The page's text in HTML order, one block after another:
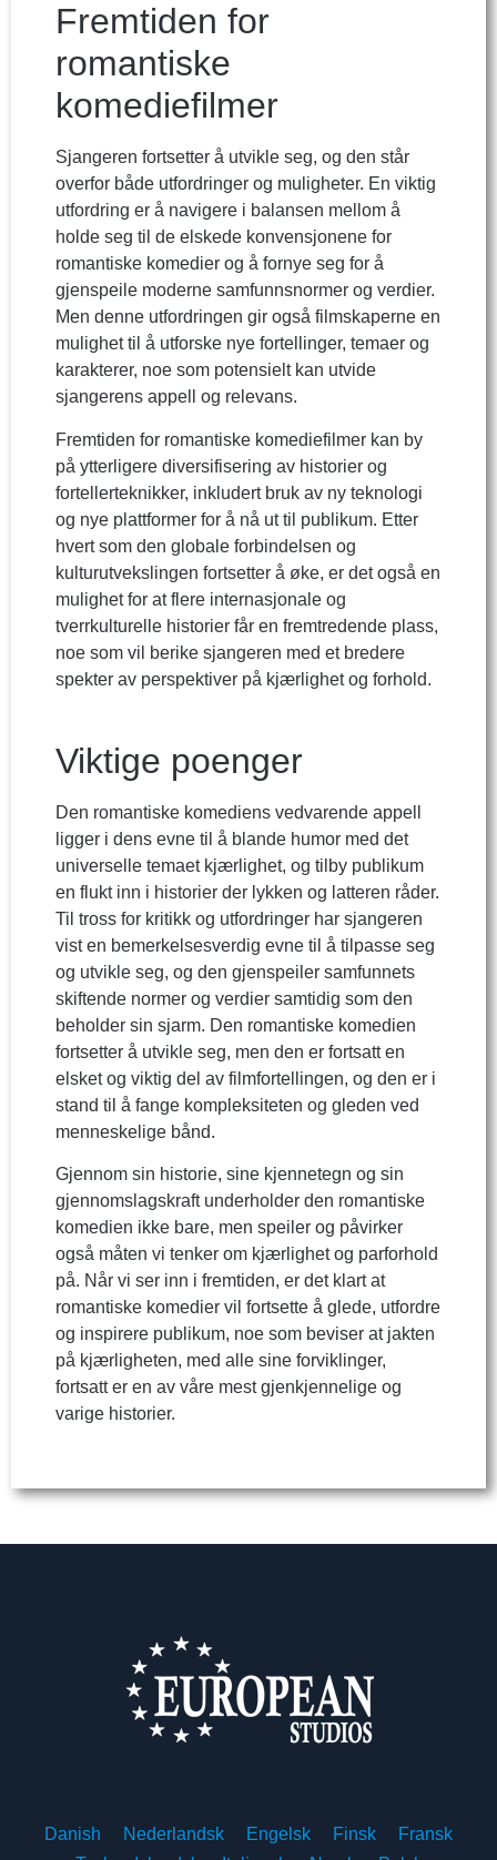
Fremtiden for
romantiske
komediefilmer
Sjangeren fortsetter å utvikle seg, og den står
overfor både utfordringer og muligheter. En viktig
utfordring er å navigere i balansen mellom å
holde seg til de elskede konvensjonene for
romantiske komedier og å fornye seg for å
gjenspeile moderne samfunnsnormer og verdier.
Men denne utfordringen gir også filmskaperne en
mulighet til å utforske nye fortellinger, temaer og
karakterer, noe som potensielt kan utvide
sjangerens appell og relevans.
Fremtiden for romantiske komediefilmer kan by
på ytterligere diversifisering av historier og
fortellerteknikker, inkludert bruk av ny teknologi
og nye plattformer for å nå ut til publikum. Etter
hvert som den globale forbindelsen og
kulturutvekslingen fortsetter å øke, er det også en
mulighet for at flere internasjonale og
tverrkulturelle historier får en fremtredende plass,
noe som vil berike sjangeren med et bredere
spekter av perspektiver på kjærlighet og forhold.
Viktige poenger
Den romantiske komediens vedvarende appell
ligger i dens evne til å blande humor med det
universelle temaet kjærlighet, og tilby publikum
en flukt inn i historier der lykken og latteren råder.
Til tross for kritikk og utfordringer har sjangeren
vist en bemerkelsesverdig evne til å tilpasse seg
og utvikle seg, og den gjenspeiler samfunnets
skiftende normer og verdier samtidig som den
beholder sin sjarm. Den romantiske komedien
fortsetter å utvikle seg, men den er fortsatt en
elsket og viktig del av filmfortellingen, og den er i
stand til å fange kompleksiteten og gleden ved
menneskelige bånd.
Gjennom sin historie, sine kjennetegn og sin
gjennomslagskraft underholder den romantiske
komedien ikke bare, men speiler og påvirker
også måten vi tenker om kjærlighet og parforhold
på. Når vi ser inn i fremtiden, er det klart at
romantiske komedier vil fortsette å glede, utfordre
og inspirere publikum, noe som beviser at jakten
på kjærligheten, med alle sine forviklinger,
fortsatt er en av våre mest gjenkjennelige og
varige historier.
Danish Nederlandsk Engelsk Finsk
Fransk